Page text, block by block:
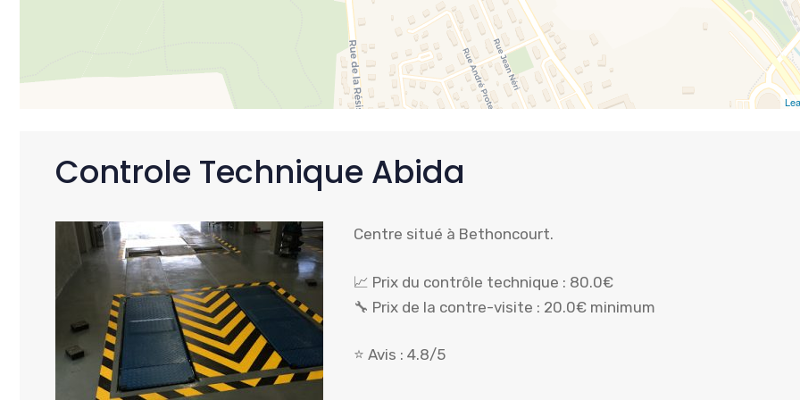
Controle Technique Abida
Centre situé à Bethoncourt.
📈 Prix du contrôle technique : 80.0€
🔧 Prix de la contre-visite : 20.0€ minimum
⭐ Avis : 4.8/5